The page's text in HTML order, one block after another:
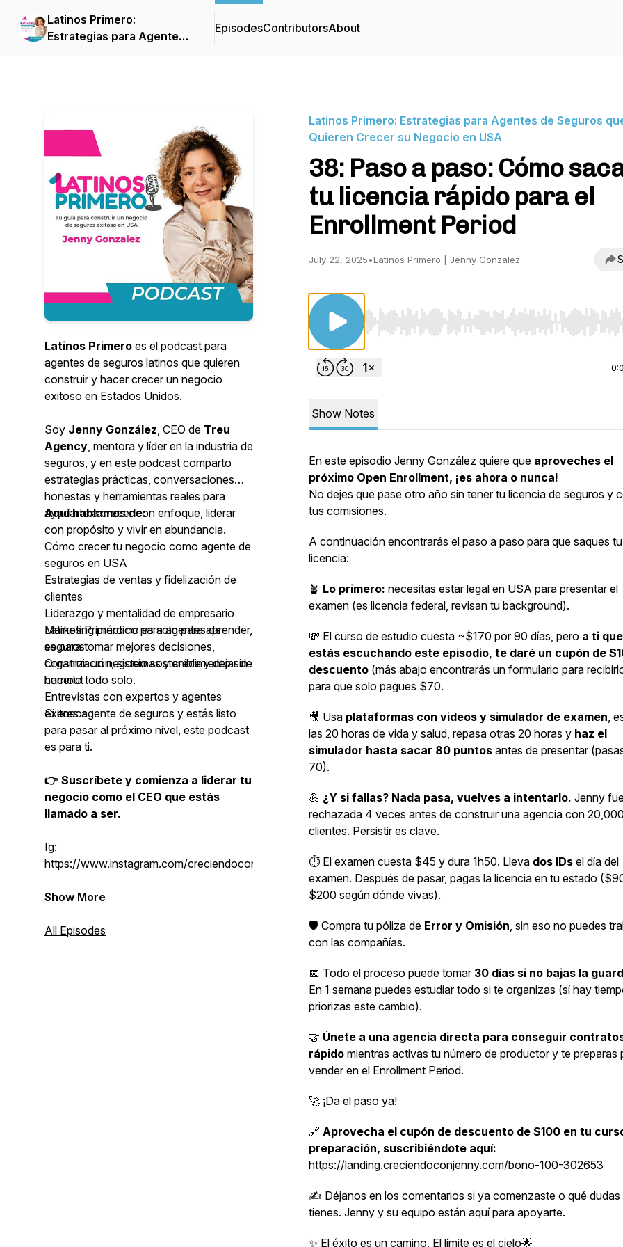
Latinos Primero:
Estrategias para Agentes
EpisodesContributorsAbout
Latinos Primero es el podcast para
agentes de seguros latinos que quieren
construir y hacer crecer un negocio
exitoso en Estados Unidos.
Soy Jenny González, CEO de Treu
Agency, mentora y líder en la industria de
seguros, y en este podcast comparto
estrategias prácticas, conversaciones
honestas y herramientas reales para
ayudarte a crecer con enfoque, liderar
con propósito y vivir en abundancia.
Aquí hablamos de:
Cómo crecer tu negocio como agente de
seguros en USA
Estrategias de ventas y fidelización de
clientes
Liderazgo y mentalidad de empresario
Marketing práctico para agentes de
seguros
Organización, sistemas y crecimiento sin
burnout
Entrevistas con expertos y agentes
exitosos
Latinos Primero no es solo para aprender,
es para tomar mejores decisiones,
construir un negocio sostenible y dejar de
hacerlo todo solo.
Si eres agente de seguros y estás listo
para pasar al próximo nivel, este podcast
es para ti.
👉 Suscríbete y comienza a liderar tu
negocio como el CEO que estás
llamado a ser.
Ig:
https://www.instagram.com/creciendoconjenny
Show More
All Episodes
Latinos Primero: Estrategias para Agentes de Seguros
Quieren Crecer su Negocio en USA
38: Paso a paso: Cómo
tu licencia rápido para el
Enrollment Period
July 22, 2025•Latinos Primero | Jenny Gonzalez
Use Left/Right to seek, Home/End to jump to start
Show Notes
En este episodio Jenny González quiere que aproveches el
próximo Open Enrollment, ¡es ahora o nunca!
No dejes que pase otro año sin tener tu licencia de seguros y
tus comisiones.
A continuación encontrarás el paso a paso para que saques tu
licencia:
🪴 Lo primero: necesitas estar legal en USA para presentar el
examen (es licencia federal, revisan tu background).
💸 El curso de estudio cuesta ~$170 por 90 días, pero a ti que
estás escuchando este episodio, te daré un cupón de
descuento (más abajo encontrarás un formulario para
para que solo pagues $70.
🎥 Usa plataformas con videos y simulador de examen,
las 20 horas de vida y salud, repasa otras 20 horas y haz el
simulador hasta sacar 80 puntos antes de presentar
70).
💪 ¿Y si fallas? Nada pasa, vuelves a intentarlo. Jenny
rechazada 4 veces antes de construir una agencia con 20,000
clientes. Persistir es clave.
⏱️ El examen cuesta $45 y dura 1h50. Lleva dos IDs el día del
examen. Después de pasar, pagas la licencia en tu estado
$200 según dónde vivas).
🛡️ Compra tu póliza de Error y Omisión, sin eso no puedes
con las compañías.
📅 Todo el proceso puede tomar 30 días si no bajas la
En 1 semana puedes estudiar todo si te organizas (sí hay
priorizas este cambio).
🤝 Únete a una agencia directa para conseguir
rápido mientras activas tu número de productor y te preparas
vender en el Enrollment Period.
🚀 ¡Da el paso ya!
🔗 Aprovecha el cupón de descuento de $100 en tu
preparación, suscribiéndote aquí:
https://landing.creciendoconjenny.com/bono-100-302653
✍️ Déjanos en los comentarios si ya comenzaste o qué dudas
tienes. Jenny y su equipo están aquí para apoyarte.
✨ El éxito es un camino. El límite es el cielo🌟